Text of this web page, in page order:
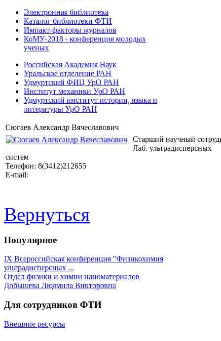
Электронная библиотека
Каталог библиотеки ФТИ
Импакт-факторы журналов
КоМУ-2018 - конференция молодых
ученых
Российская Академия Наук
Уральское отделение РАН
Удмуртский ФИЦ УрО РАН
Институт механики УрО РАН
Удмуртский институт истории, языка и
литературы УрО РАН
Сюгаев Александр Вячеславович
Старший научный
Лаб. ультрадисперсных
систем
Телефон: 8(3412)212655
E-mail:
Вернуться
Популярное
IX Всероссийская конференция "Физикохимия
ультрадисперсных ...
Отдел физики и химии наноматериалов
Добышева Людмила Викторовна
Для сотрудников ФТИ
Внешние ресурсы